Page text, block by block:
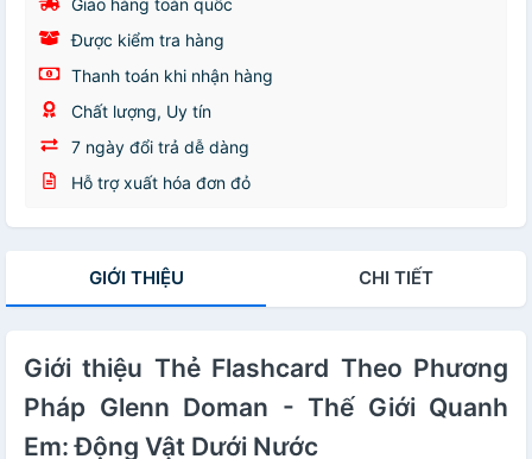
Giao hàng toàn quốc
Được kiểm tra hàng
Thanh toán khi nhận hàng
Chất lượng, Uy tín
7 ngày đổi trả dễ dàng
Hỗ trợ xuất hóa đơn đỏ
GIỚI THIỆU CHI TIẾT
Giới thiệu Thẻ Flashcard Theo Phương
Pháp Glenn Doman - Thế Giới Quanh
Em: Động Vật Dưới Nước